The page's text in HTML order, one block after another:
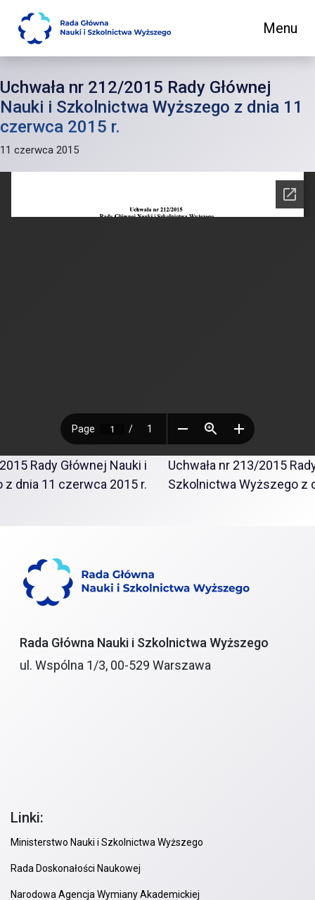
Main Navigation Menu
Uchwała nr 212/2015 Rady Głównej
Nauki i Szkolnictwa Wyższego z dnia 11
czerwca 2015 r.
11 czerwca 2015
Rady Głównej Nauki i
dnia 11 czerwca 2015 r.
Uchwała nr 213/2015
Szkolnictwa Wyższego z
Rada Główna Nauki i Szkolnictwa Wyższego
ul. Wspólna 1/3, 00-529 Warszawa
Linki:
Ministerstwo Nauki i Szkolnictwa Wyższego
Rada Doskonałości Naukowej
Narodowa Agencja Wymiany Akademickiej